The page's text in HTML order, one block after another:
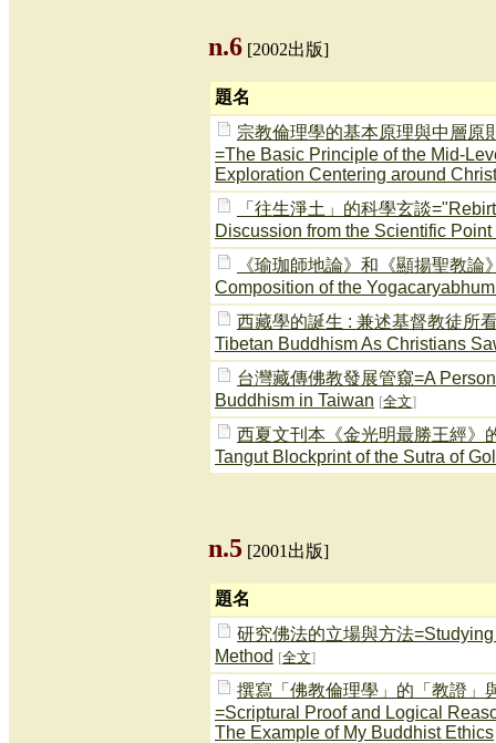
n.6 [2002出版]
題名
宗教倫理學的基本原理與中層原
=The Basic Principle of the Mid-
Exploration Centering around
「往生淨土」的科學玄談
Discussion from the Scientific
《瑜珈師地論》和《顯揚聖教
Composition of the
西藏學的誕生 : 兼述基督教徒所
Tibetan Buddhism As Christians
台灣藏傳佛教發展管窺=A
Buddhism in Taiwan [全文]
西夏文刊本《金光明最勝王經》
Tangut Blockprint of the Sutra of
n.5 [2001出版]
題名
研究佛法的立場與方法
Method [全文]
撰寫「佛教倫理學」的「教證」
=Scriptural Proof and Logical
The Example of My Buddhist Ethics